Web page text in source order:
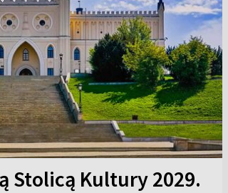
Stolicą Kultury 2029.